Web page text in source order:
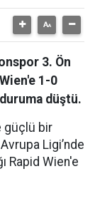
3. Ön
1-0
düştü.
güçlü bir
Ligi’nde
Rapid Wien'e